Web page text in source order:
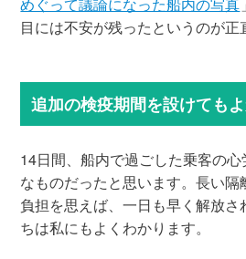
目には不安が残ったというのが正
追加の検疫期間を設けても
14日間、船内で過ごした乗客の
なものだったと思います。長い
負担を思えば、一日も早く解放
ちは私にもよくわかります。